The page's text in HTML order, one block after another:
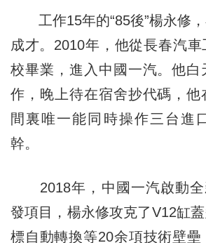
工作15年的“85後”楊永修，
成才。2010年，他從長春汽
校畢業，進入中國一汽。他白
作，晚上待在宿舍抄代碼，他
間裏唯一能同時操作三台進
幹。
2018年，中國一汽啟動全
發項目，楊永修攻克了V12缸
標自動轉換等20余項技術壁壘